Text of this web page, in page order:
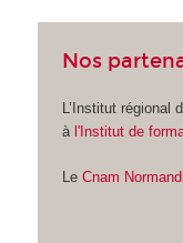
Nos
L’Institut régional
à l'Institut de
Le Cnam